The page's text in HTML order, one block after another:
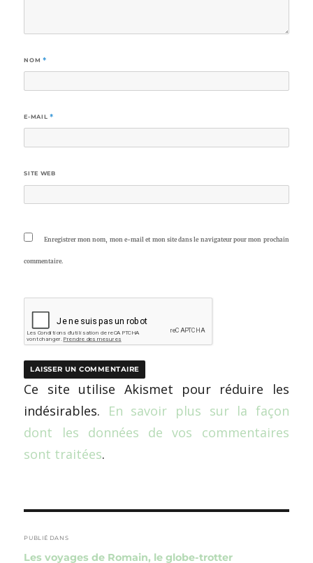
NOM *
E-MAIL *
SITE WEB
Enregistrer mon nom, mon e-mail et mon site dans le navigateur pour mon prochain
commentaire.
Ce site utilise Akismet pour réduire les
indésirables. En savoir plus sur la façon
dont les données de vos commentaires
sont traitées.
de
PUBLIÉ DANS
Les voyages de Romain, le globe-trotter